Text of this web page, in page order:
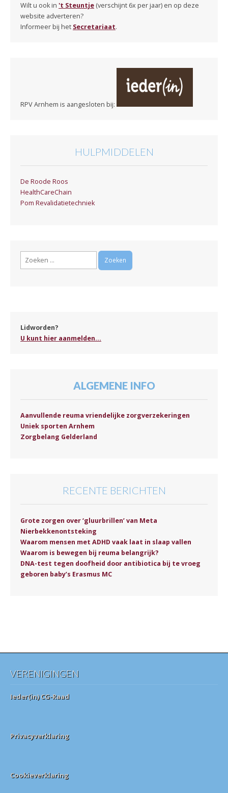
Wilt u ook in 't Steuntje (verschijnt 6x per jaar) en op deze
website adverteren?
Informeer bij het Secretariaat.
RPV Arnhem is aangesloten bij:
HULPMIDDELEN
De Roode Roos
HealthCareChain
Pom Revalidatietechniek
Zoeken
Lidworden?
U kunt hier aanmelden...
ALGEMENE INFO
Aanvullende reuma vriendelijke zorgverzekeringen
Uniek sporten Arnhem
Zorgbelang Gelderland
RECENTE BERICHTEN
Grote zorgen over ‘gluurbrillen’ van Meta
Nierbekkenontsteking
Waarom mensen met ADHD vaak laat in slaap vallen
Waarom is bewegen bij reuma belangrijk?
DNA-test tegen doofheid door antibiotica bij te vroeg
geboren baby’s Erasmus MC
VERENIGINGEN
Ieder(in) CG-Raad
Privacyverklaring
Cookieverklaring